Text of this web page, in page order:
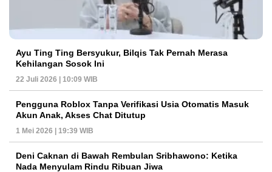
Ayu Ting Ting Bersyukur, Bilqis Tak Pernah Merasa
Kehilangan Sosok Ini
22 Juli 2026 | 10:09 WIB
Pengguna Roblox Tanpa Verifikasi Usia Otomatis Masuk
Akun Anak, Akses Chat Ditutup
1 Mei 2026 | 19:39 WIB
Deni Caknan di Bawah Rembulan Sribhawono: Ketika
Nada Menyulam Rindu Ribuan Jiwa